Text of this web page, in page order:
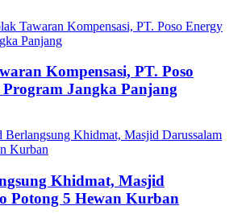
Kompensasi, PT. Poso
Jangka Panjang
Khidmat, Masjid
Potong 5 Hewan Kurban